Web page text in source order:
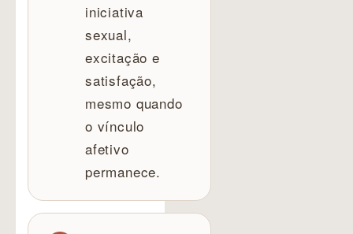
iniciativa
sexual,
excitação e
satisfação,
mesmo quando
o vínculo
afetivo
permanece.